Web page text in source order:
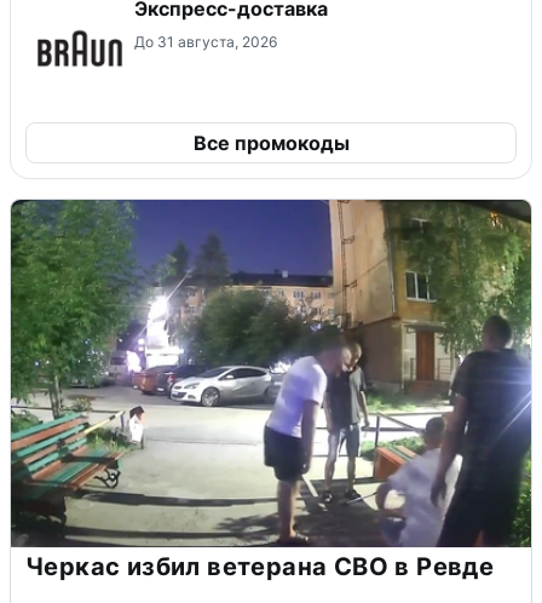
Экспресс-доставка
До 31 августа, 2026
Все промокоды
Черкас избил ветерана СВО в Ревде